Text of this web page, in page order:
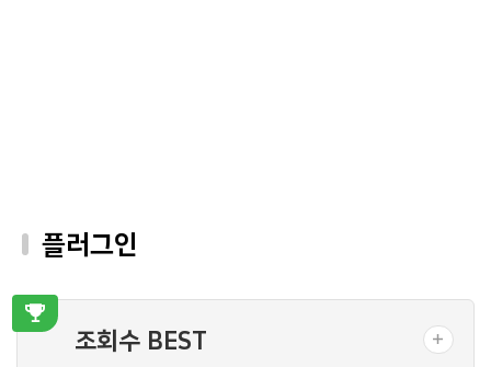
플러그인
조회수 BEST